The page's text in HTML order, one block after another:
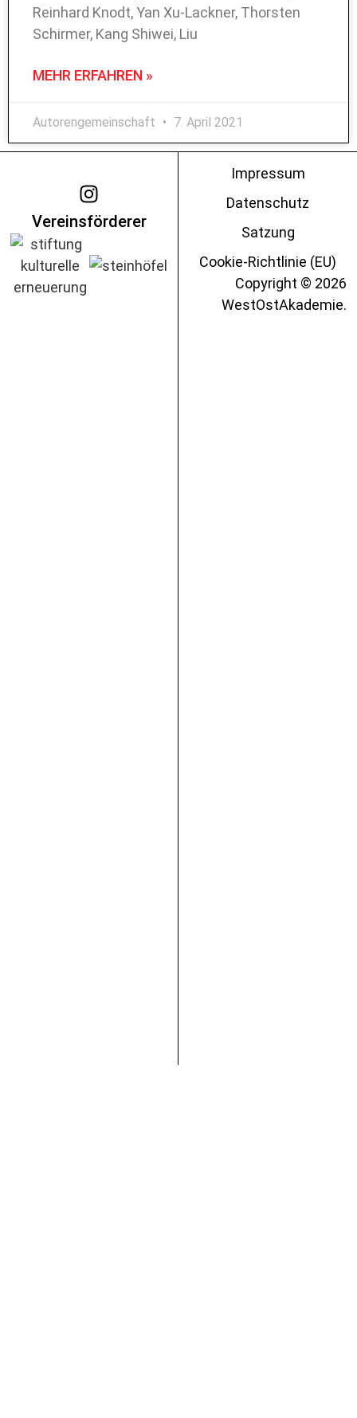
Reinhard Knodt, Yan Xu-Lackner, Thorsten
Schirmer, Kang Shiwei, Liu
MEHR ERFAHREN »
Autorengemeinschaft 7. April 2021
Vereinsförderer
Impressum
Datenschutz
Satzung
Cookie-Richtlinie (EU)
Copyright © 2026
WestOstAkademie.